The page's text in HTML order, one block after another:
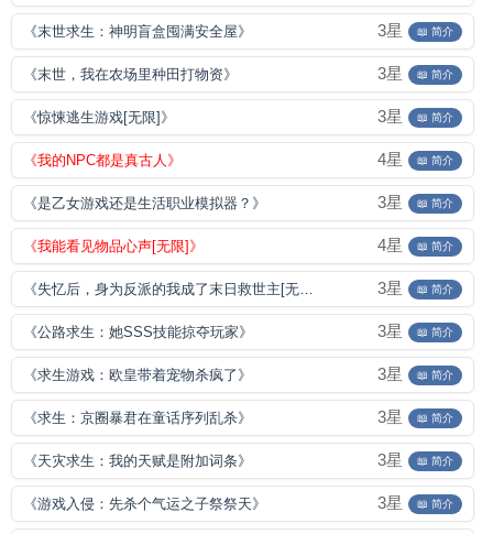
《末世求生：神明盲盒囤满安全屋》 3星 📖 简介
《末世，我在农场里种田打物资》 3星 📖 简介
《惊悚逃生游戏[无限]》 3星 📖 简介
《我的NPC都是真古人》 4星 📖 简介
《是乙女游戏还是生活职业模拟器？》 3星 📖 简介
《我能看见物品心声[无限]》 4星 📖 简介
3星 📖 简介
《公路求生：她SSS技能掠夺玩家》 3星 📖 简介
《求生游戏：欧皇带着宠物杀疯了》 3星 📖 简介
《求生：京圈暴君在童话序列乱杀》 3星 📖 简介
《天灾求生：我的天赋是附加词条》 3星 📖 简介
《游戏入侵：先杀个气运之子祭祭天》 3星 📖 简介